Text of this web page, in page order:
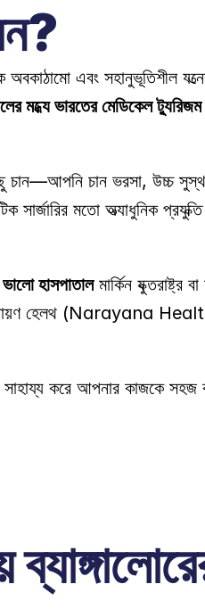
অবকাঠামো এবং সহানুভূতিশীল
মধ্যে ভারতের মেডিকেল
চান—আপনি চান ভরসা, উচ্চ
মতো অত্যাধুনিক প্রযুক্তি
ভালো হাসপাতাল মার্কিন যুক্তরাষ্ট্র
হেলথ (Narayana Health)
করে আপনার কাজকে সহজ